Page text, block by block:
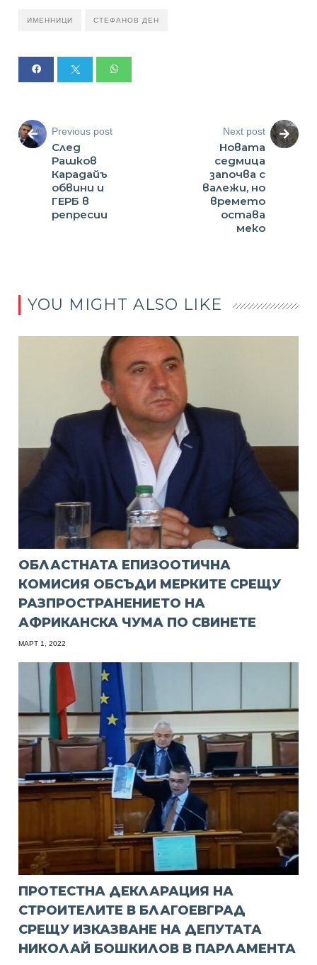
ИМЕННИЦИ СТЕФАНОВ ДЕН
Previous post
След
Рашков
Карадайъ
обвини и
ГЕРБ в
репресии
Next post
Новата
седмица
започва с
валежи, но
времето
остава
меко
YOU MIGHT ALSO LIKE
ОБЛАСТНАТА ЕПИЗООТИЧНА
КОМИСИЯ ОБСЪДИ МЕРКИТЕ СРЕЩУ
РАЗПРОСТРАНЕНИЕТО НА
АФРИКАНСКА ЧУМА ПО СВИНЕТЕ
МАРТ 1, 2022
ПРОТЕСТНА ДЕКЛАРАЦИЯ НА
СТРОИТЕЛИТЕ В БЛАГОЕВГРАД
СРЕЩУ ИЗКАЗВАНЕ НА ДЕПУТАТА
НИКОЛАЙ БОШКИЛОВ В ПАРЛАМЕНТА